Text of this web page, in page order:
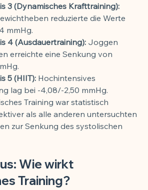
3 (Dynamisches Krafttraining):
reduzierte die Werte
mmHg.
4 (Ausdauertraining): Joggen
erreichte eine Senkung von
5 (HIIT): Hochintensives
lag bei -4,08/-2,50 mmHg.
Training war statistisch
als alle anderen untersuchten
zur Senkung des systolischen
Wie wirkt
Training?